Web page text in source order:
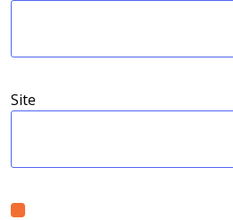
Site